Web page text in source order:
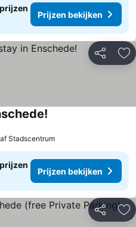
Prijzen bekijken
Delen
Stadscentrum
Prijzen bekijken
Delen